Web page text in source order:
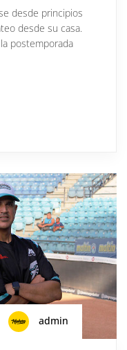
desde principios
desde su casa.
postemporada
admin